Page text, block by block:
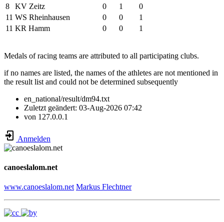
8
KV Zeitz 0 1
0
11 WS Rheinhausen 0 0
1
11 KR Hamm 0 0 1
Medals of racing teams are attributed to all participating clubs.
if no names are listed, the names of the athletes are not mentioned in
the result list and could not be determined subsequently
en_national/result/dm94.txt
Zuletzt geändert: 03-Aug-2026 07:42
von 127.0.0.1
Anmelden
canoeslalom.net
www.canoeslalom.net Markus Flechtner